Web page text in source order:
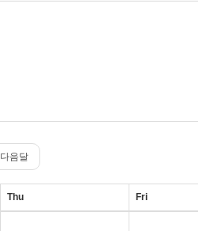
다음달
Thu Fri